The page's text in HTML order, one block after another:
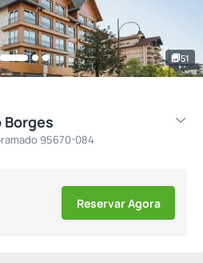
51
95670-084
Reservar Agora